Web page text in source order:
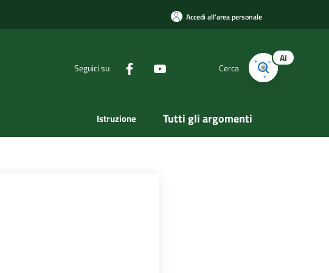
Accedi all'area personale
Seguici su Cerca
AI
Istruzione Tutti gli argomenti